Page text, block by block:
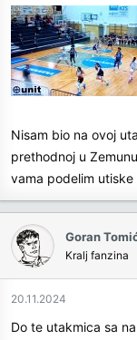
Nisam bio na ovoj
prethodnoj u
vama podelim
Goran
Kralj fanzina
20.11.2024
Do te utakmica sa